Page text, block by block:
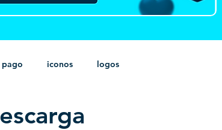
pago iconos logos
psd heráldica